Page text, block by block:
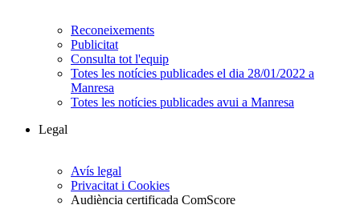
Reconeixements
Publicitat
Consulta tot l'equip
Totes les notícies publicades el dia 28/01/2022 a
Manresa
Totes les notícies publicades avui a Manresa
Legal
Avís legal
Privacitat i Cookies
Audiència certificada ComScore